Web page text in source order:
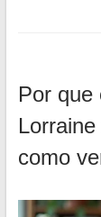
Por que
como